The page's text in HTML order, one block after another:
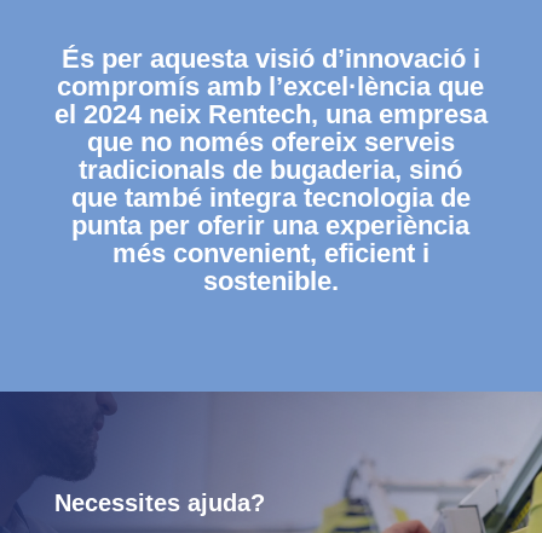
És per aquesta visió d’innovació i
compromís amb l’excel·lència que
el 2024 neix Rentech, una empresa
que no només ofereix serveis
tradicionals de bugaderia, sinó
que també integra tecnologia de
punta per oferir una experiència
més convenient, eficient i
sostenible.
Necessites ajuda?